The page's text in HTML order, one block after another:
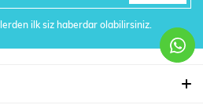
ilk siz haberdar olabilirsiniz.